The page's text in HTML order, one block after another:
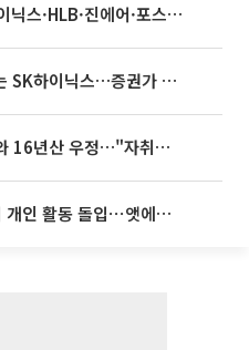
[오늘의 주요공시] SK하이닉스·HLB·진에어·포스코홀딩스·네이버·대우건설 등
'불안과 기대 사이' 널뛰는 SK하이닉스…증권가 "HBM4·LTA 기반 펀터멘털 견고"
'나혼산' 류혜영, 고경표와 16년산 우정…"자취방서 부모님과 마주쳐"
더보이즈 선우, 영훈 이어 개인 활동 돌입⋯앳에어리어와 전속계약